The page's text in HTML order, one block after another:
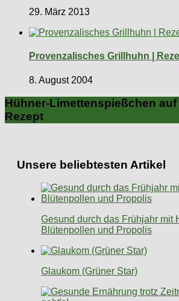
29. März 2013
Provenzalisches Grillhuhn |
8. August 2004
Hühner-Limettenspießchen auf
Rezept
Unsere beliebtesten Artikel
Gesund durch das Frühjahr mit
Blütenpollen und Propolis
Glaukom (Grüner Star)